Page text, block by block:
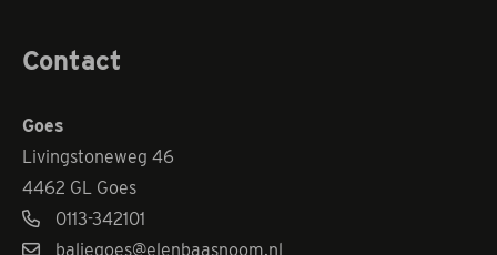
Contact
Goes
Livingstoneweg 46
4462 GL Goes
0113-342101
baliegoes@elenbaasnoom.nl